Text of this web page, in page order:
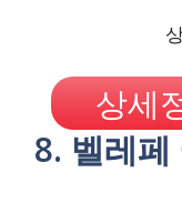
상세
8. 벨레